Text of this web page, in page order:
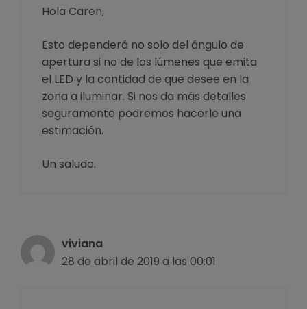
Hola Caren,
Esto dependerá no solo del ángulo de
apertura si no de los lúmenes que emita
el LED y la cantidad de que desee en la
zona a iluminar. Si nos da más detalles
seguramente podremos hacerle una
estimación.
Un saludo.
viviana
28 de abril de 2019 a las 00:01